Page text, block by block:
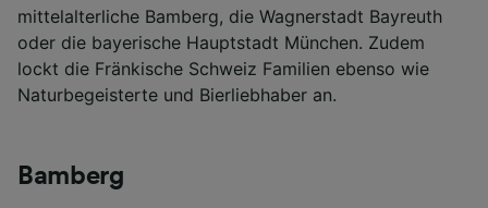
mittelalterliche Bamberg, die Wagnerstadt Bayreuth
oder die bayerische Hauptstadt München. Zudem
lockt die Fränkische Schweiz Familien ebenso wie
Naturbegeisterte und Bierliebhaber an.
Bamberg